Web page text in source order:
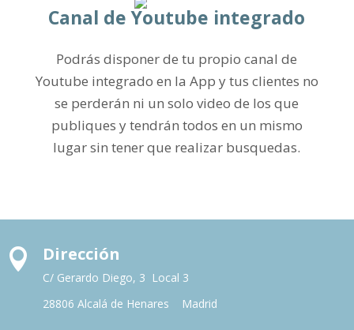
Canal de Youtube integrado
Podrás disponer de tu propio canal de
Youtube integrado en la App y tus clientes no
se perderán ni un solo video de los que
publiques y tendrán todos en un mismo
lugar sin tener que realizar busquedas.
 Dirección
C/ Gerardo Diego, 3 Local 3
28806 Alcalá de Henares Madrid